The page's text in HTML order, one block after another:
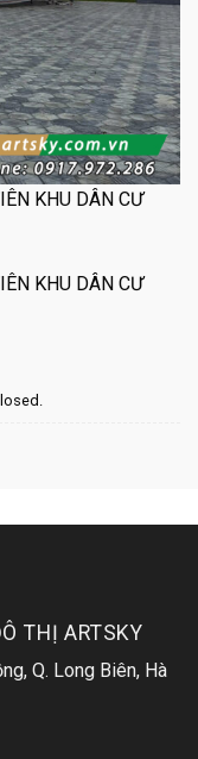
KHU DÂN CƯ
KHU DÂN CƯ
THỊ ARTSKY
Q. Long Biên, Hà